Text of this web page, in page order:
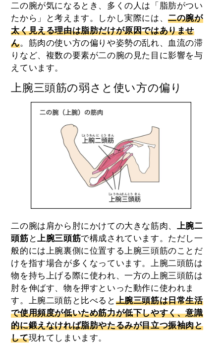
二の腕が気になるとき、多くの人は「脂肪がつい
たから」と考えます。しかし実際には、二の腕が
太く見える理由は脂肪だけが原因ではありませ
ん。筋肉の使い方の偏りや姿勢の乱れ、血流の滞
りなど、複数の要素が二の腕の見た目に影響を与
えています。
上腕三頭筋の弱さと使い方の偏り
二の腕は肩から肘にかけての大きな筋肉、 上腕二
頭筋 と上腕三頭筋で構成されています。ただし一
般的には上腕裏側に位置する上腕三頭筋のことだ
けを指す場合が多くなっています。上腕二頭筋は
物を持ち上げる際に使われ、一方の上腕三頭筋は
肘を伸ばす、物を押すといった動作に使われま
す。上腕二頭筋と比べると 上腕三頭筋は日常生活
で使用頻度が低いため筋力が低下しやすく、意識
的に鍛えなければ脂肪やたるみが目立つ振袖肉と
して現れてしまいます。